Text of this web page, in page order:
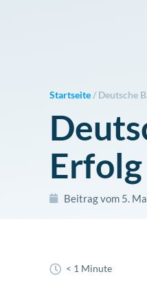
Startseite /Deutsche
Beitrag vom 5.
< 1 Minute